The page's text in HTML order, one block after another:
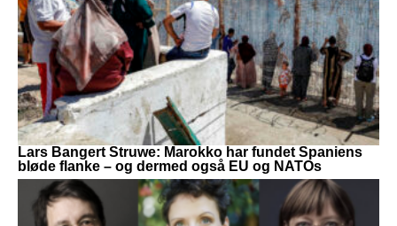
Lars Bangert Struwe: Marokko har fundet Spaniens
bløde flanke – og dermed også EU og NATOs